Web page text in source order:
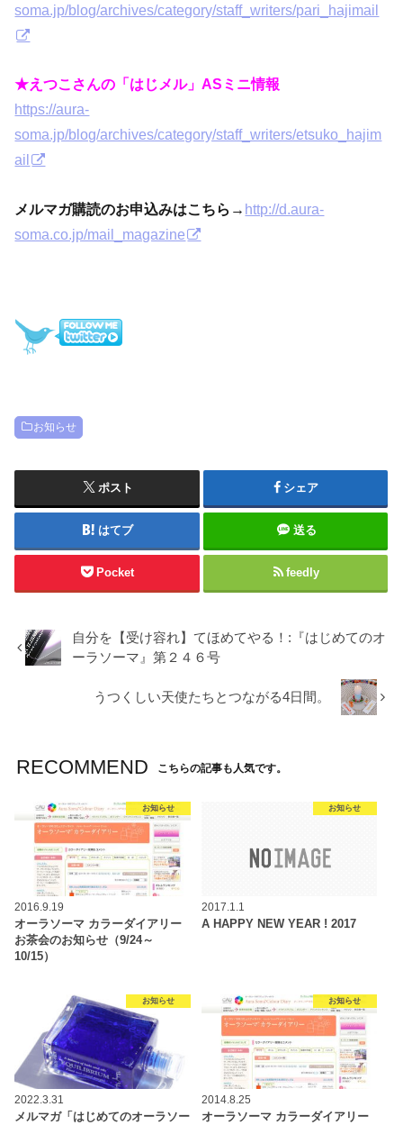
soma.jp/blog/archives/category/staff_writers/pari_hajimail
★えつこさんの「はじメル」ASミニ情報
https://aura-
soma.jp/blog/archives/category/staff_writers/etsuko_hajim
ail
メルマガ購読のお申込みはこちら→ http://d.aura-
soma.co.jp/mail_magazine
お知らせ
ポスト シェア
はてブ 送る
Pocket feedly
自分を【受け容れ】てほめてやる！:『はじめてのオ
ーラソーマ』第２４６号
うつくしい天使たちとつながる4日間。
RECOMMEND こちらの記事も人気です。
お知らせ
2016.9.19
オーラソーマ カラーダイアリー
お茶会のお知らせ（9/24～
10/15）
お知らせ
2017.1.1
A HAPPY NEW YEAR ! 2017
お知らせ
2022.3.31
メルマガ「はじめてのオーラソー
お知らせ
2014.8.25
オーラソーマ カラーダイアリー